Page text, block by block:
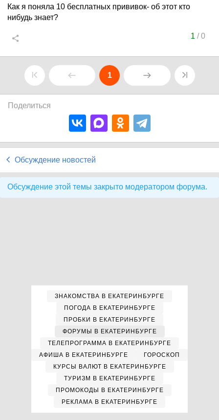
Как я поняла 10 бесплатных прививок- об этот кто
нибудь знает?
1 /0
1
Поделиться
Обсуждение новостей
Обсуждение этой темы закрыто модератором форума.
ЗНАКОМСТВА В ЕКАТЕРИНБУРГЕ
ПОГОДА В ЕКАТЕРИНБУРГЕ
ПРОБКИ В ЕКАТЕРИНБУРГЕ
ФОРУМЫ В ЕКАТЕРИНБУРГЕ
ТЕЛЕПРОГРАММА В ЕКАТЕРИНБУРГЕ
АФИША В ЕКАТЕРИНБУРГЕ
ГОРОСКОП
КУРСЫ ВАЛЮТ В ЕКАТЕРИНБУРГЕ
ТУРИЗМ В ЕКАТЕРИНБУРГЕ
ПРОМОКОДЫ В ЕКАТЕРИНБУРГЕ
РЕКЛАМА В ЕКАТЕРИНБУРГЕ